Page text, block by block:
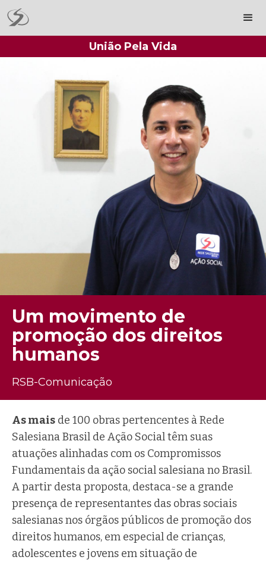
União Pela Vida
Um movimento de
promoção dos direitos
humanos
RSB-Comunicação
As mais de 100 obras pertencentes à Rede
Salesiana Brasil de Ação Social têm suas
atuações alinhadas com os Compromissos
Fundamentais da ação social salesiana no Brasil.
A partir desta proposta, destaca-se a grande
presença de representantes das obras sociais
salesianas nos órgãos públicos de promoção dos
direitos humanos, em especial de crianças,
adolescentes e jovens em situação de